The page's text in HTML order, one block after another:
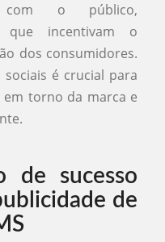
com o público,
que incentivam o
dos consumidores.
é crucial para
torno da marca e
de sucesso
de